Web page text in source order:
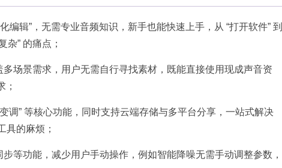
编辑”，无需专业音频知识，新手也能快速上手，从 “打开软件” 到
杂” 的痛点；​
场景需求，用户无需自行寻找素材，既能直接使用现成声音资
；​
调” 等核心功能，同时支持云端存储与多平台分享，一站式解决
具的麻烦；​
等功能，减少用户手动操作，例如智能降噪无需手动调整参数，